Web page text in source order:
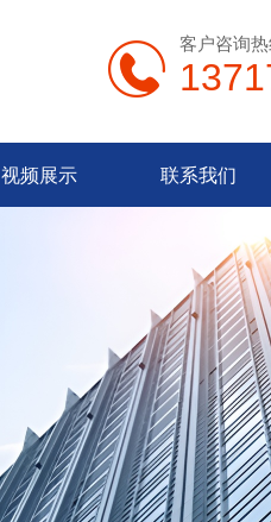
客户咨询热
视频展示 联系我们